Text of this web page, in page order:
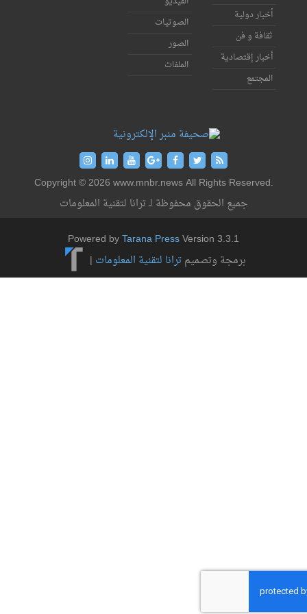
الصوتيات
الصور
الملفات
Copyright © 2026 www.mnbr.news All Rights
جميع الحقوق محفوظة لـ ترانا لتقنية المعلومات
Powered byTarana PressVersion 3.3.1
برمجة وتصميمترانا لتقنية المعلومات|